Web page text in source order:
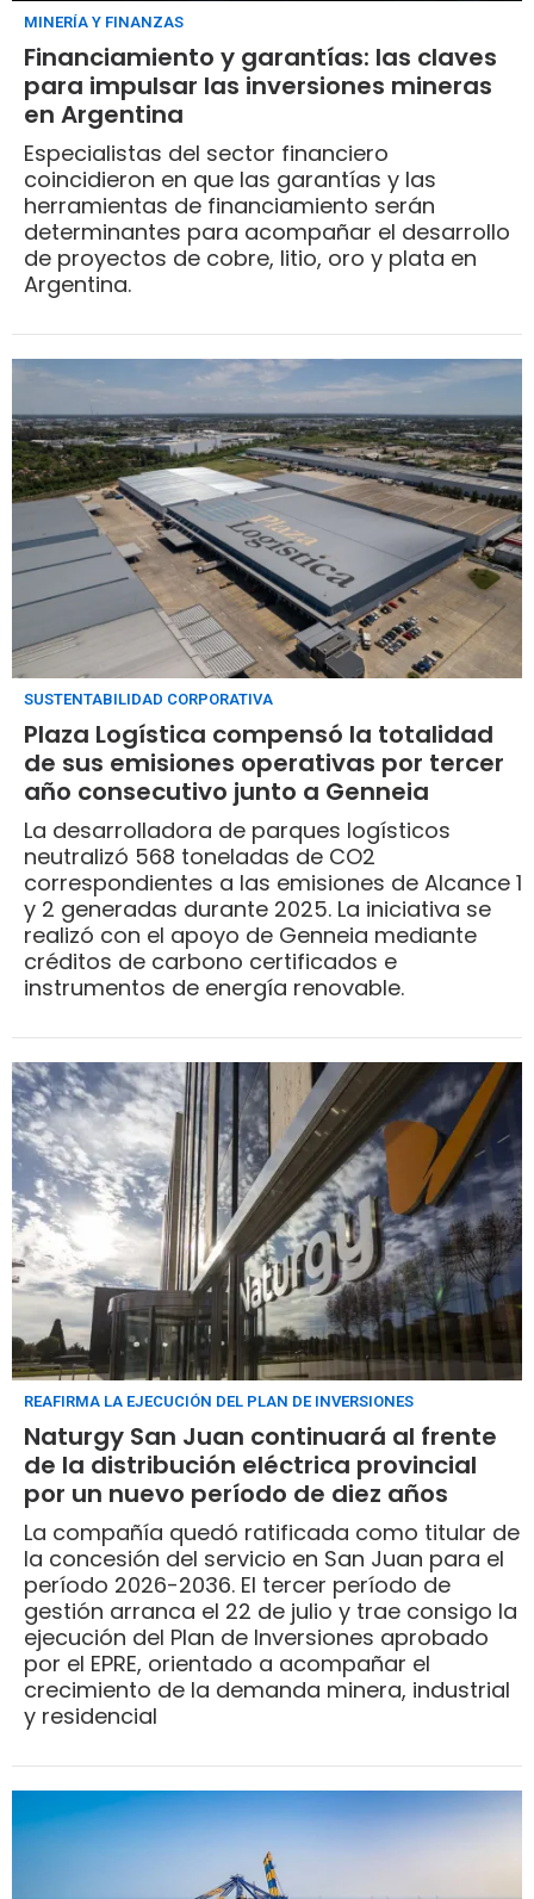
MINERÍA Y FINANZAS
Financiamiento y garantías: las claves
para impulsar las inversiones mineras
en Argentina
Especialistas del sector financiero
coincidieron en que las garantías y las
herramientas de financiamiento serán
determinantes para acompañar el desarrollo
de proyectos de cobre, litio, oro y plata en
Argentina.
SUSTENTABILIDAD CORPORATIVA
Plaza Logística compensó la totalidad
de sus emisiones operativas por tercer
año consecutivo junto a Genneia
La desarrolladora de parques logísticos
neutralizó 568 toneladas de CO2
correspondientes a las emisiones de Alcance 1
y 2 generadas durante 2025. La iniciativa se
realizó con el apoyo de Genneia mediante
créditos de carbono certificados e
instrumentos de energía renovable.
REAFIRMA LA EJECUCIÓN DEL PLAN DE INVERSIONES
Naturgy San Juan continuará al frente
de la distribución eléctrica provincial
por un nuevo período de diez años
La compañía quedó ratificada como titular de
la concesión del servicio en San Juan para el
período 2026-2036. El tercer período de
gestión arranca el 22 de julio y trae consigo la
ejecución del Plan de Inversiones aprobado
por el EPRE, orientado a acompañar el
crecimiento de la demanda minera, industrial
y residencial